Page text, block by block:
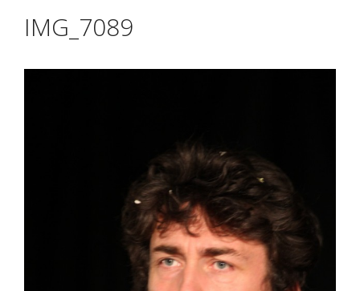
IMG_7089